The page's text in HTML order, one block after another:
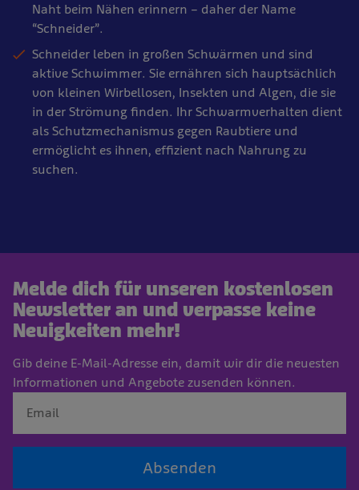
Naht beim Nähen erinnern – daher der Name
“Schneider”.
Schneider leben in großen Schwärmen und sind
aktive Schwimmer. Sie ernähren sich hauptsächlich
von kleinen Wirbellosen, Insekten und Algen, die sie
in der Strömung finden. Ihr Schwarmverhalten dient
als Schutzmechanismus gegen Raubtiere und
ermöglicht es ihnen, effizient nach Nahrung zu
suchen.
Melde dich für unseren kostenlosen
Newsletter an und verpasse keine
Neuigkeiten mehr!
Gib deine E-Mail-Adresse ein, damit wir dir die neuesten
Informationen und Angebote zusenden können.
Absenden